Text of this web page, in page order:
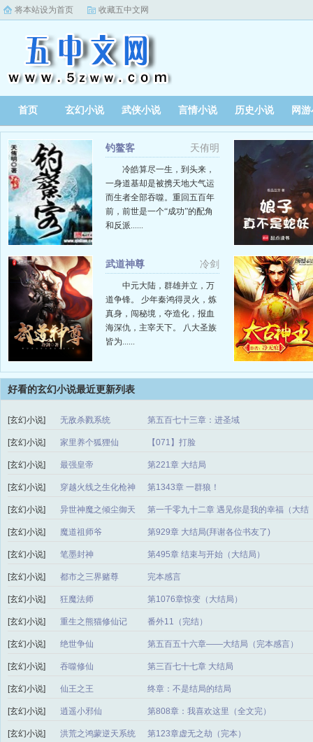
将本站设为首页 收藏五中文网
首页 玄幻小说 武侠小说 言情小说 历史小说 网
天侑明
钓鳌客
冷皓算尽一生，到头来，
一身道基却是被携天地大气运
而生者全部吞噬。重回五百年
前，前世是一个“成功”的配角
和反派......
冷剑
武道神尊
中元大陆，群雄并立，万
道争锋。 少年秦鸿得灵火，炼
真身，闯秘境，夺造化，报血
海深仇，主宰天下。 八大圣族
皆为......
好看的玄幻小说最近更新列表
[玄幻小说] 无敌杀戮系统 第五百七十三章：进圣域
[玄幻小说] 家里养个狐狸仙 【071】打脸
[玄幻小说] 最强皇帝 第221章 大结局
[玄幻小说] 穿越火线之生化枪神 第1343章 一群狼！
[玄幻小说] 异世神魔之倾尘御天
第一千零九十二章 遇见你是我的幸福（大结
局）
[玄幻小说] 魔道祖师爷 第929章 大结局(拜谢各位书友了)
[玄幻小说] 笔墨封神 第495章 结束与开始（大结局）
[玄幻小说] 都市之三界赌尊 完本感言
[玄幻小说] 狂魔法师 第1076章惊变（大结局）
[玄幻小说] 重生之熊猫修仙记 番外11（完结）
[玄幻小说] 绝世争仙 第五百五十六章——大结局（完本感言）
[玄幻小说] 吞噬修仙 第三百七十七章 大结局
[玄幻小说] 仙王之王 终章：不是结局的结局
[玄幻小说] 逍遥小邪仙 第808章：我喜欢这里（全文完）
[玄幻小说] 洪荒之鸿蒙逆天系统 第123章虚无之劫（完本）